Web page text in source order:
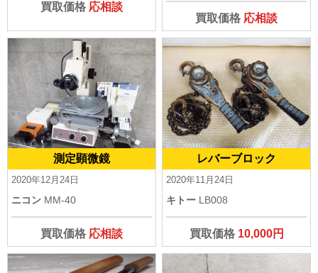
買取価格 応相談
買取価格 応相談
測定顕微鏡
2020年12月24日
ニコン MM-40
買取価格 応相談
レバーブロック
2020年11月24日
キトー LB008
買取価格 10,000円